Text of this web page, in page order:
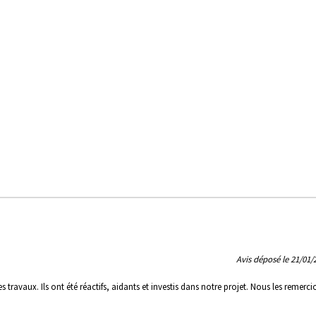
Avis déposé le 21/01/
Ils ont été réactifs, aidants et investis dans notre projet. Nous les